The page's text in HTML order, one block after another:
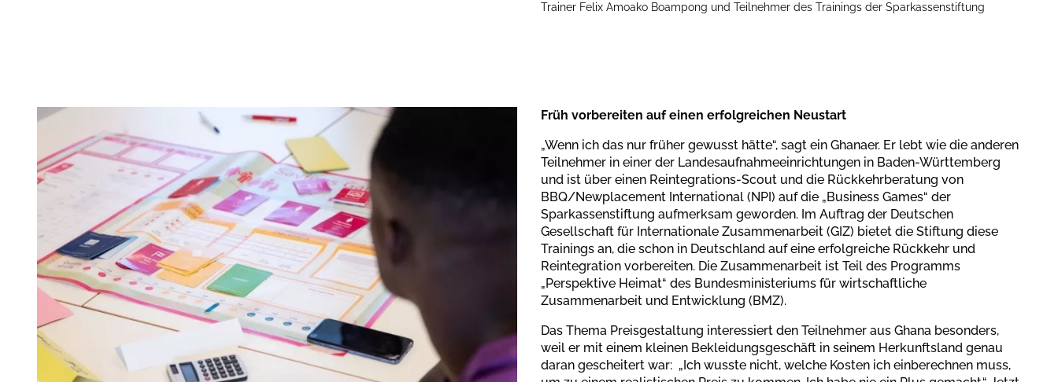
Trainer Felix Amoako Boampong und Teilnehmer des Trainings der Sparkassenstiftung
Früh vorbereiten auf einen erfolgreichen Neustart
„Wenn ich das nur früher gewusst hätte“, sagt ein Ghanaer. Er lebt wie die anderen
Teilnehmer in einer der Landesaufnahmeeinrichtungen in Baden-Württemberg
und ist über einen Reintegrations-Scout und die Rückkehrberatung von
BBQ/Newplacement International (NPI) auf die „Business Games“ der
Sparkassenstiftung aufmerksam geworden. Im Auftrag der Deutschen
Gesellschaft für Internationale Zusammenarbeit (GIZ) bietet die Stiftung diese
Trainings an, die schon in Deutschland auf eine erfolgreiche Rückkehr und
Reintegration vorbereiten. Die Zusammenarbeit ist Teil des Programms
„Perspektive Heimat“ des Bundesministeriums für wirtschaftliche
Zusammenarbeit und Entwicklung (BMZ).
Das Thema Preisgestaltung interessiert den Teilnehmer aus Ghana besonders,
weil er mit einem kleinen Bekleidungsgeschäft in seinem Herkunftsland genau
daran gescheitert war: „Ich wusste nicht, welche Kosten ich einberechnen muss,